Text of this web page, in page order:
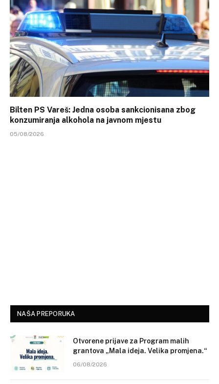
Bilten PS Vareš: Jedna osoba sankcionisana zbog
konzumiranja alkohola na javnom mjestu
05/08/2026
NAŠA PREPORUKA
Otvorene prijave za Program malih
grantova „Mala ideja. Velika promjena.“
06/08/2026